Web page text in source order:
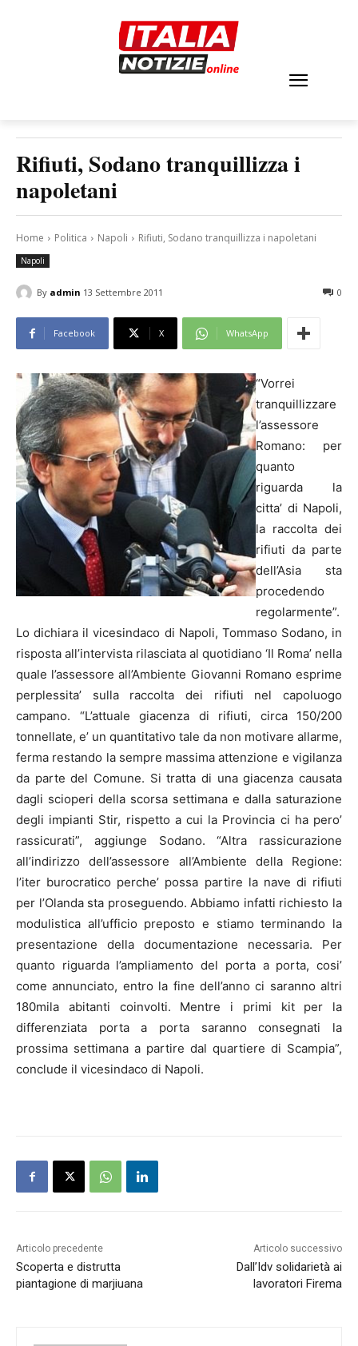
Rifiuti, Sodano tranquillizza i
napoletani
Home Politica Napoli Rifiuti, Sodano tranquillizza i napoletani
Napoli
By admin 13 Settembre 2011 0
Facebook X WhatsApp
“Vorrei
tranquillizzare
l’assessore
Romano: per
quanto
riguarda la
citta’ di Napoli,
la raccolta dei
rifiuti da parte
dell’Asia sta
procedendo
regolarmente”.
Lo dichiara il vicesindaco di Napoli, Tommaso Sodano, in
risposta all’intervista rilasciata al quotidiano ‘Il Roma’ nella
quale l’assessore all’Ambiente Giovanni Romano esprime
perplessita’ sulla raccolta dei rifiuti nel capoluogo
campano. “L’attuale giacenza di rifiuti, circa 150/200
tonnellate, e’ un quantitativo tale da non motivare allarme,
ferma restando la sempre massima attenzione e vigilanza
da parte del Comune. Si tratta di una giacenza causata
dagli scioperi della scorsa settimana e dalla saturazione
degli impianti Stir, rispetto a cui la Provincia ci ha pero’
rassicurati”, aggiunge Sodano. “Altra rassicurazione
all’indirizzo dell’assessore all’Ambiente della Regione:
l’iter burocratico perche’ possa partire la nave di rifiuti
per l’Olanda sta proseguendo. Abbiamo infatti richiesto la
modulistica all’ufficio preposto e stiamo terminando la
presentazione della documentazione necessaria. Per
quanto riguarda l’ampliamento del porta a porta, cosi’
come annunciato, entro la fine dell’anno ci saranno altri
180mila abitanti coinvolti. Mentre i primi kit per la
differenziata porta a porta saranno consegnati la
prossima settimana a partire dal quartiere di Scampia”,
conclude il vicesindaco di Napoli.
Articolo precedente
Scoperta e distrutta
piantagione di marjiuana
Articolo successivo
Dall’Idv solidarietà ai
lavoratori Firema